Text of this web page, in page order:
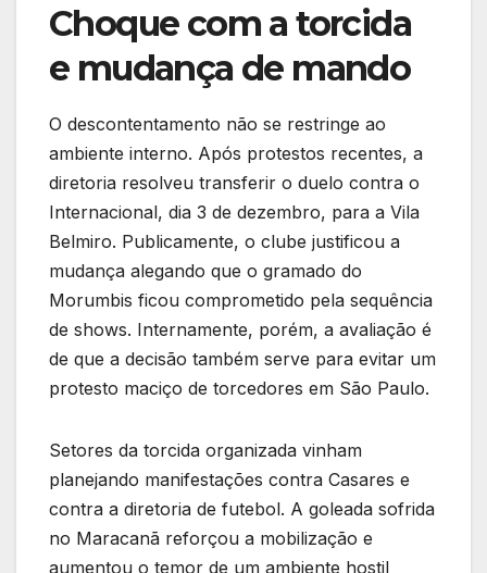
Choque com a torcida
e mudança de mando
O descontentamento não se restringe ao
ambiente interno. Após protestos recentes, a
diretoria resolveu transferir o duelo contra o
Internacional, dia 3 de dezembro, para a Vila
Belmiro. Publicamente, o clube justificou a
mudança alegando que o gramado do
Morumbis ficou comprometido pela sequência
de shows. Internamente, porém, a avaliação é
de que a decisão também serve para evitar um
protesto maciço de torcedores em São Paulo.
Setores da torcida organizada vinham
planejando manifestações contra Casares e
contra a diretoria de futebol. A goleada sofrida
no Maracanã reforçou a mobilização e
aumentou o temor de um ambiente hostil